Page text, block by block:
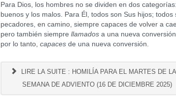
Para Dios, los hombres no se dividen en dos
buenos y los malos. Para Él, todos son Sus hijos; todos
pecadores, en camino, siempre capaces de volver a
pero también siemprellamados a una nueva
por lo tanto,capaces de una nueva conversión.
LIRE LA SUITE : HOMILÍA PARA EL MARTES DE
SEMANA DE ADVIENTO (16 DE DICIEMBRE 2025)